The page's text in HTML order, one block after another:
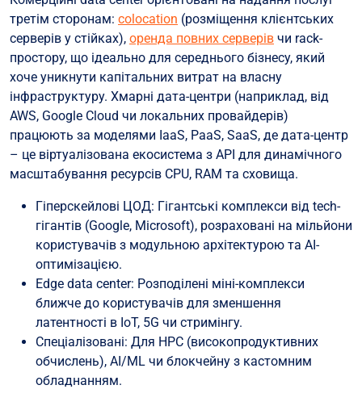
третім сторонам: colocation (розміщення клієнтських
серверів у стійках), оренда повних серверів чи rack-
простору, що ідеально для середнього бізнесу, який
хоче уникнути капітальних витрат на власну
інфраструктуру. Хмарні дата-центри (наприклад, від
AWS, Google Cloud чи локальних провайдерів)
працюють за моделями IaaS, PaaS, SaaS, де дата-центр
– це віртуалізована екосистема з API для динамічного
масштабування ресурсів CPU, RAM та сховища.
Гіперскейлові ЦОД: Гігантські комплекси від tech-
гігантів (Google, Microsoft), розраховані на мільйони
користувачів з модульною архітектурою та AI-
оптимізацією.
Edge data center: Розподілені міні-комплекси
ближче до користувачів для зменшення
латентності в IoT, 5G чи стримінгу.
Спеціалізовані: Для HPC (високопродуктивних
обчислень), AI/ML чи блокчейну з кастомним
обладнанням.